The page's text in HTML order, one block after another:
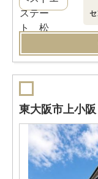
東大阪市上小阪